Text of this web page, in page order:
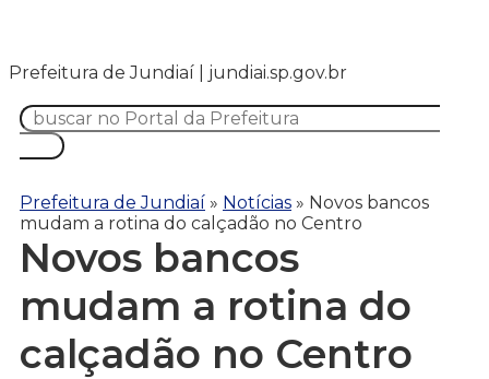
Prefeitura de Jundiaí | jundiai.sp.gov.br
Prefeitura de Jundiaí » Notícias » Novos bancos
mudam a rotina do calçadão no Centro
Novos bancos
mudam a rotina do
calçadão no Centro